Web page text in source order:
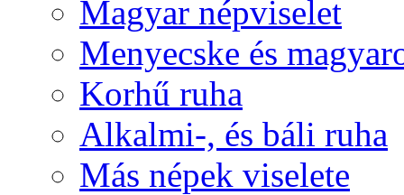
Magyar népviselet
Menyecske és
Korhű ruha
Alkalmi-, és báli ruha
Más népek viselete